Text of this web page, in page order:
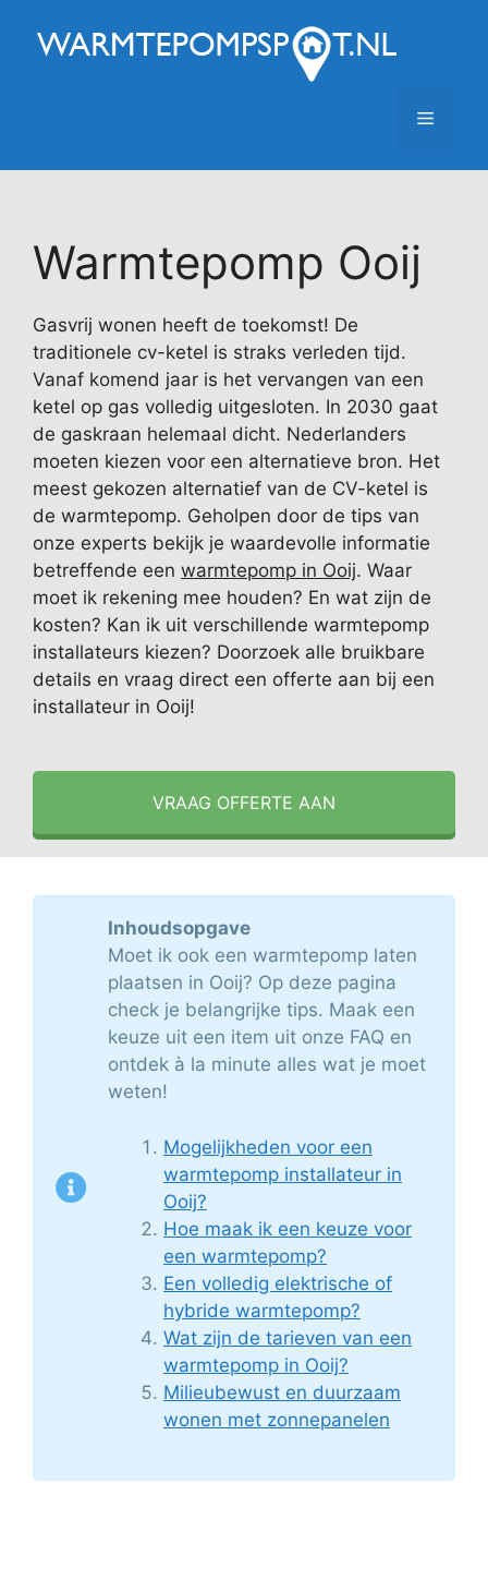
naar
Menu
Warmtepomp Ooij
Gasvrij wonen heeft de toekomst! De
traditionele cv-ketel is straks verleden tijd.
Vanaf komend jaar is het vervangen van een
ketel op gas volledig uitgesloten. In 2030 gaat
de gaskraan helemaal dicht. Nederlanders
moeten kiezen voor een alternatieve bron. Het
meest gekozen alternatief van de CV-ketel is
de warmtepomp. Geholpen door de tips van
onze experts bekijk je waardevolle informatie
betreffende een warmtepomp in Ooij. Waar
moet ik rekening mee houden? En wat zijn de
kosten? Kan ik uit verschillende warmtepomp
installateurs kiezen? Doorzoek alle bruikbare
details en vraag direct een offerte aan bij een
installateur in Ooij!
VRAAG OFFERTE AAN
Inhoudsopgave
Moet ik ook een warmtepomp laten
plaatsen in Ooij? Op deze pagina
check je belangrijke tips. Maak een
keuze uit een item uit onze FAQ en
ontdek à la minute alles wat je moet
weten!
Mogelijkheden voor een
warmtepomp installateur in
Ooij?
Hoe maak ik een keuze voor
een warmtepomp?
Een volledig elektrische of
hybride warmtepomp?
Wat zijn de tarieven van een
warmtepomp in Ooij?
Milieubewust en duurzaam
wonen met zonnepanelen